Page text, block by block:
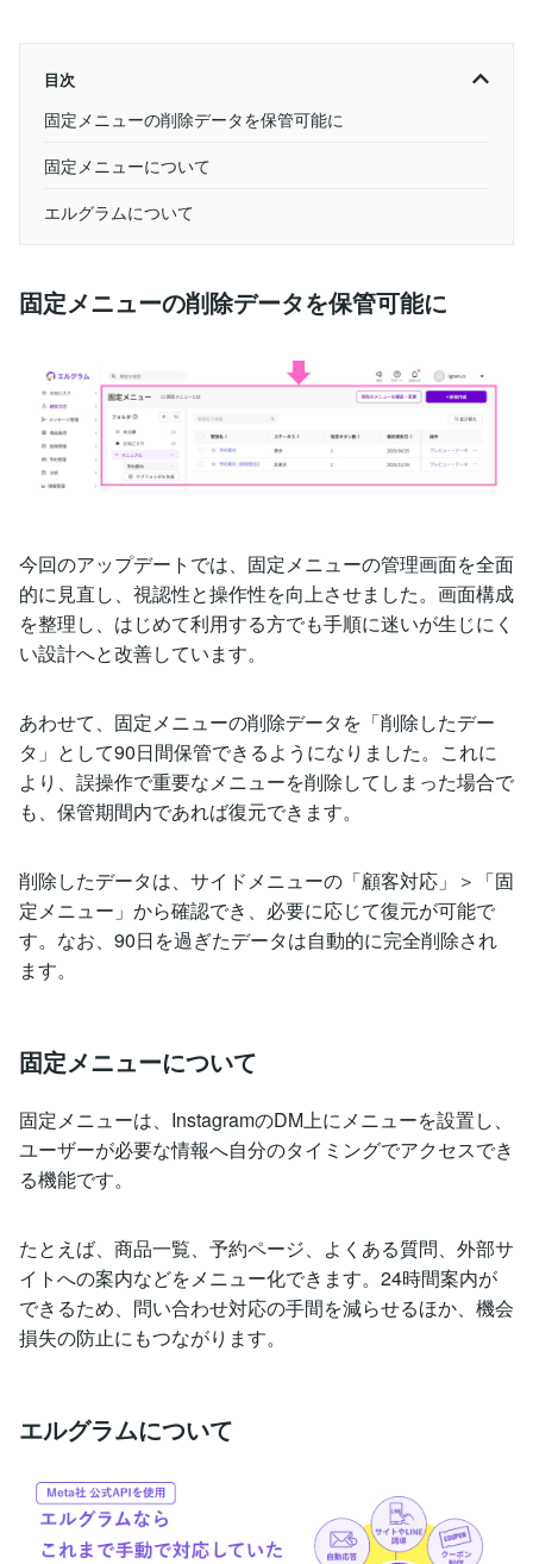
目次
固定メニューの削除データを保管可能に
固定メニューについて
エルグラムについて
固定メニューの削除データを保管可能に
今回のアップデートでは、固定メニューの管理画面を全面
的に見直し、視認性と操作性を向上させました。画面構成
を整理し、はじめて利用する方でも手順に迷いが生じにく
い設計へと改善しています。
あわせて、固定メニューの削除データを「削除したデー
タ」として90日間保管できるようになりました。これに
より、誤操作で重要なメニューを削除してしまった場合で
も、保管期間内であれば復元できます。
削除したデータは、サイドメニューの「顧客対応」＞「固
定メニュー」から確認でき、必要に応じて復元が可能で
す。なお、90日を過ぎたデータは自動的に完全削除され
ます。
固定メニューについて
固定メニューは、InstagramのDM上にメニューを設置し、
ユーザーが必要な情報へ自分のタイミングでアクセスでき
る機能です。
たとえば、商品一覧、予約ページ、よくある質問、外部サ
イトへの案内などをメニュー化できます。24時間案内が
できるため、問い合わせ対応の手間を減らせるほか、機会
損失の防止にもつながります。
エルグラムについて